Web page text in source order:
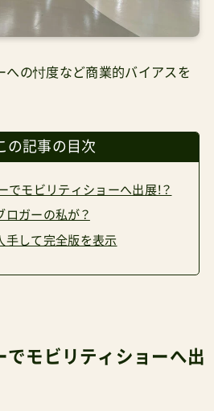
への忖度など商業的バイアスを
の記事の目次
でモビリティショーへ出展！？
ロガーの私が？
して完全版を表示
でモビリティショーへ出